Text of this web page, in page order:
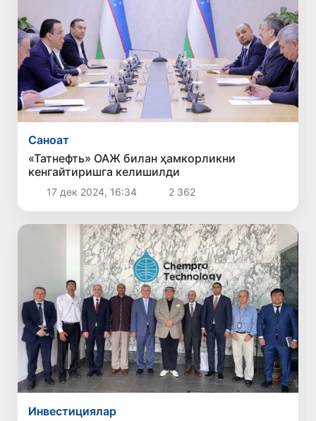
Саноат
«Татнефть» ОАЖ билан ҳамкорликни
кенгайтиришга келишилди
17 дек 2024, 16:34 2 362
Инвестициялар